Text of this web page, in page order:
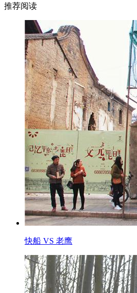
推荐阅读
快船 VS 老鹰